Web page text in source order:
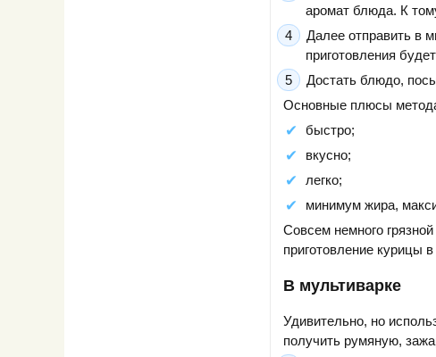
аромат блюда. К
Далее отправить в
приготовления
Достать блюдо,
Основные плюсы
быстро;
вкусно;
легко;
минимум жира,
Совсем немного
приготовление курицы
В мультиварке
Удивительно, но
получить румяную,